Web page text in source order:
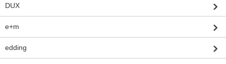
DUX
e+m
edding